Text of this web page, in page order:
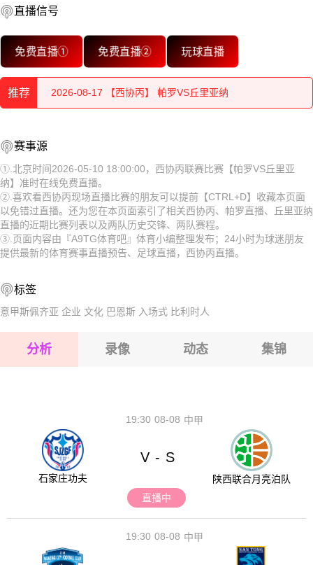
直播信号
免费直播① 免费直播② 玩球直播
推荐
2026-08-17 【西协丙】 帕罗VS丘里亚纳
2026-08-17 【西协丙】 帕罗VS丘里亚纳
2026-08-17 【西协丙】 帕罗VS丘里亚纳
2026-08-17 【西协丙】 帕罗VS丘里亚纳
2026-08-17 【西协丙】 帕罗VS丘里亚纳
2026-08-17 【西协丙】 帕罗VS丘里亚纳
2026-08-17 【西协丙】 帕罗VS丘里亚纳
2026-08-17 【西协丙】 帕罗VS丘里亚纳
2026-08-17 【西协丙】 帕罗VS丘里亚纳
赛事源
①.北京时间2026-05-10 18:00:00，西协丙联赛比赛【帕罗VS丘里亚
纳】准时在线免费直播。
②.喜欢看西协丙现场直播比赛的朋友可以提前【CTRL+D】收藏本页面
以免错过直播。还为您在本页面索引了相关西协丙、帕罗直播、丘里亚纳
直播的近期比赛列表以及两队历史交锋、两队赛程。
③.页面内容由『A9TG体育吧』体育小编整理发布；24小时为球迷朋友
提供最新的体育赛事直播预告、足球直播，西协丙直播。
标签
意甲斯佩齐亚 企业 文化 巴恩斯 入场式 比利时人
分析 录像 动态 集锦
08-08
19:30 中甲
石家庄功夫
V - S
陕西联合月亮泊队
直播中
08-08
19:30 中甲